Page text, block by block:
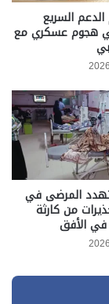
السريع
هجوم عسكري مع
المرضى في
من كارثة
في الأفق